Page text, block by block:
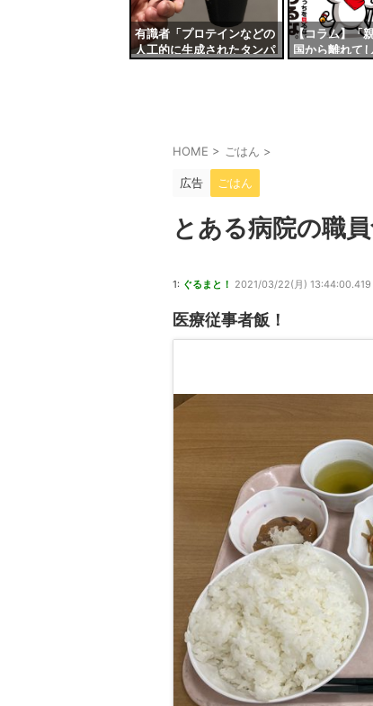
有識者「プロテインなどの
人工的に生成されたタンパ
【コラム】「
国から離れて
HOME > ごはん >
広告 ごはん
とある病院の職
1: ぐるまと！ 2021/03/22(月) 13:44:00.419
医療従事者飯！